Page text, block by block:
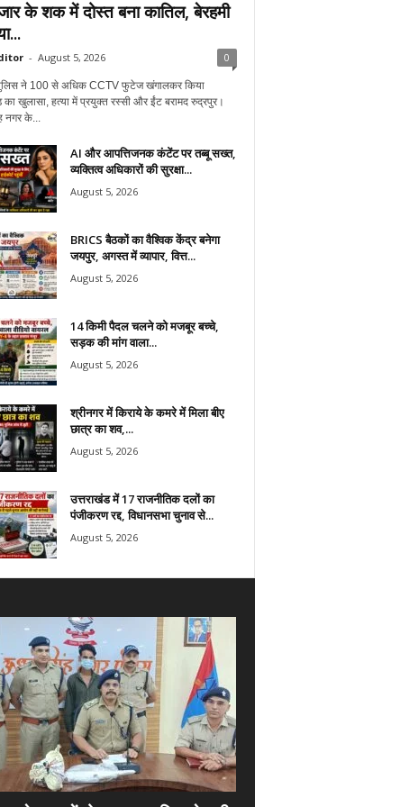
के शक में दोस्त बना कातिल, बेरहमी
- August 5, 2026 0
ने 100 से अधिक CCTV फुटेज खंगालकर किया
का खुलासा, हत्या में प्रयुक्त रस्सी और ईंट बरामद रुद्रपुर।
नगर के...
AI और आपत्तिजनक कंटेंट पर तब्बू सख्त,
व्यक्तित्व अधिकारों की सुरक्षा...
August 5, 2026
BRICS बैठकों का वैश्विक केंद्र बनेगा
जयपुर, अगस्त में व्यापार, वित्त...
August 5, 2026
14 किमी पैदल चलने को मजबूर बच्चे,
सड़क की मांग वाला...
August 5, 2026
श्रीनगर में किराये के कमरे में मिला बीए
छात्र का शव,...
August 5, 2026
उत्तराखंड में 17 राजनीतिक दलों का
पंजीकरण रद्द, विधानसभा चुनाव से...
August 5, 2026